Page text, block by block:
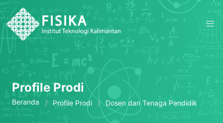
Profile Prodi
Beranda Profile Prodi Dosen dan Tenaga Pendidik